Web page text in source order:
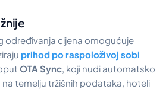
određivanja cijena omogućuje
prihod po raspoloživoj sobi
OTA Sync, koji nudi automatsko
temelju tržišnih podataka, hoteli